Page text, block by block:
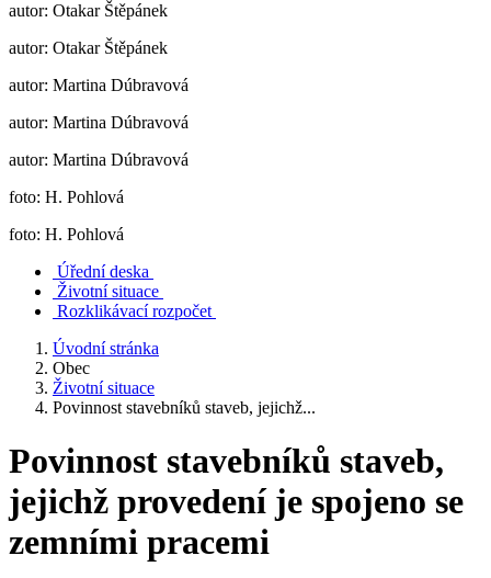
autor: Otakar Štěpánek
autor: Otakar Štěpánek
autor: Martina Dúbravová
autor: Martina Dúbravová
autor: Martina Dúbravová
foto: H. Pohlová
foto: H. Pohlová
Úřední deska
Životní situace
Rozklikávací rozpočet
Úvodní stránka
Obec
Životní situace
Povinnost stavebníků staveb, jejichž...
Povinnost stavebníků staveb,
jejichž provedení je spojeno se
zemními pracemi